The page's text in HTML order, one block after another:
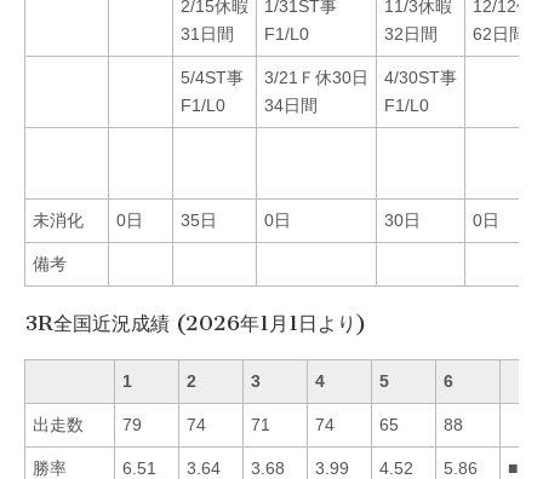
2/15休暇
31日間
1/31ST事
F1/L0
11/3休暇
32日間
12/12休
62日間
5/4ST事
F1/L0
3/21Ｆ休30日
34日間
4/30ST事
F1/L0
未消化 0日 35日 0日 30日 0日
備考
3R全国近況成績 (2026年1月1日より)
1 2 3 4 5 6
出走数 79 74 71 74 65 88
勝率 6.51 3.64 3.68 3.99 4.52 5.86